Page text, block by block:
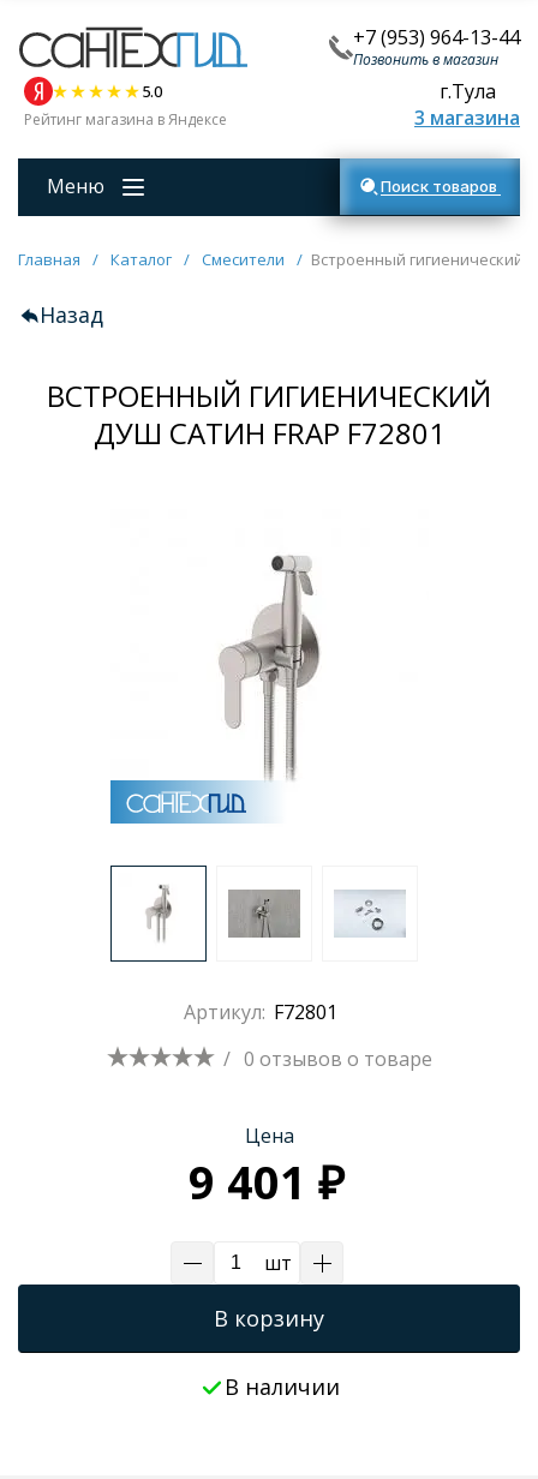
+7 (953) 964-13-44
Позвонить в магазин
5.0
Рейтинг магазина в Яндексе
г.Тула
3 магазина
Меню Поиск товаров
Главная / Каталог / Смесители / Встроенный гигиенический
Назад
ВСТРОЕННЫЙ ГИГИЕНИЧЕСКИЙ
ДУШ САТИН FRAP F72801
Артикул: F72801
/ 0 отзывов о товаре
Цена
9 401 ₽
шт
В корзину
В наличии